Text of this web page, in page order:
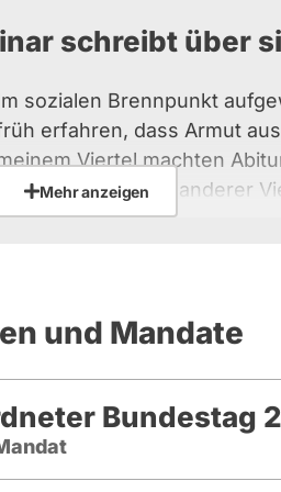
schreibt über
sozialen Brennpunkt
erfahren, dass Armut
Viertel machten
dümmer als Kinder anderer
weniger Geld und
wird krasser
Vergleich zu München,
leben und die
wird. Auf dem
Mehr anzeigen
und Mandate
Bundestag